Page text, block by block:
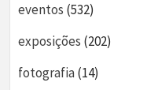
eventos (532)
exposições (202)
fotografia(14)